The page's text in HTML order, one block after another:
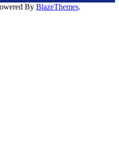
By BlazeThemes.